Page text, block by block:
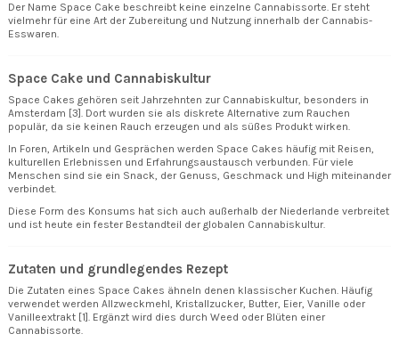
Der Name Space Cake beschreibt keine einzelne Cannabissorte. Er steht
vielmehr für eine Art der Zubereitung und Nutzung innerhalb der Cannabis-
Esswaren.
Space Cake und Cannabiskultur
Space Cakes gehören seit Jahrzehnten zur Cannabiskultur, besonders in
Amsterdam [3]. Dort wurden sie als diskrete Alternative zum Rauchen
populär, da sie keinen Rauch erzeugen und als süßes Produkt wirken.
In Foren, Artikeln und Gesprächen werden Space Cakes häufig mit Reisen,
kulturellen Erlebnissen und Erfahrungsaustausch verbunden. Für viele
Menschen sind sie ein Snack, der Genuss, Geschmack und High miteinander
verbindet.
Diese Form des Konsums hat sich auch außerhalb der Niederlande verbreitet
und ist heute ein fester Bestandteil der globalen Cannabiskultur.
Zutaten und grundlegendes Rezept
Die Zutaten eines Space Cakes ähneln denen klassischer Kuchen. Häufig
verwendet werden Allzweckmehl, Kristallzucker, Butter, Eier, Vanille oder
Vanilleextrakt [1]. Ergänzt wird dies durch Weed oder Blüten einer
Cannabissorte.